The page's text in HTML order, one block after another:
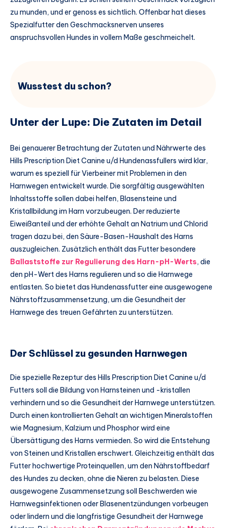
zu munden, und er genoss es sichtlich. Offenbar hat dieses
Spezialfutter den Geschmacksnerven unseres
anspruchsvollen Hundes in vollem Maße geschmeichelt.
Wusstest du schon?
Unter der Lupe: Die Zutaten im Detail
Bei genauerer Betrachtung der Zutaten und Nährwerte des
Hills Prescription Diet Canine u/d Hundenassfullers wird klar,
warum es speziell für Vierbeiner mit Problemen in den
Harnwegen entwickelt wurde. Die sorgfältig ausgewählten
Inhaltsstoffe sollen dabei helfen, Blasensteine und
Kristallbildung im Harn vorzubeugen. Der reduzierte
Eiweißanteil und der erhöhte Gehalt an Natrium und Chlorid
tragen dazu bei, den Säure-Basen-Haushalt des Harns
auszugleichen. Zusätzlich enthält das Futter besondere
Ballaststoffe zur Regulierung des Harn-pH-Werts, die
den pH-Wert des Harns regulieren und so die Harnwege
entlasten. So bietet das Hundenassfutter eine ausgewogene
Nährstoffzusammensetzung, um die Gesundheit der
Harnwege des treuen Gefährten zu unterstützen.
Der Schlüssel zu gesunden Harnwegen
Die spezielle Rezeptur des Hills Prescription Diet Canine u/d
Futters soll die Bildung von Harnsteinen und -kristallen
verhindern und so die Gesundheit der Harnwege unterstützen.
Durch einen kontrollierten Gehalt an wichtigen Mineralstoffen
wie Magnesium, Kalzium und Phosphor wird eine
Übersättigung des Harns vermieden. So wird die Entstehung
von Steinen und Kristallen erschwert. Gleichzeitig enthält das
Futter hochwertige Proteinquellen, um den Nährstoffbedarf
des Hundes zu decken, ohne die Nieren zu belasten. Diese
ausgewogene Zusammensetzung soll Beschwerden wie
Harnwegsinfektionen oder Blasenentzündungen vorbeugen
oder lindern und die langfristige Gesundheit der Harnwege